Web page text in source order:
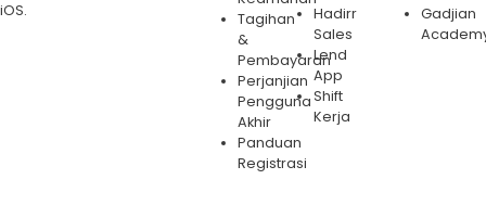
iOS.
Tagihan
&
Pembayaran
Perjanjian
Pengguna
Akhir
Panduan
Registrasi
Hadirr
Sales
Lend
App
Shift
Kerja
Gadjian